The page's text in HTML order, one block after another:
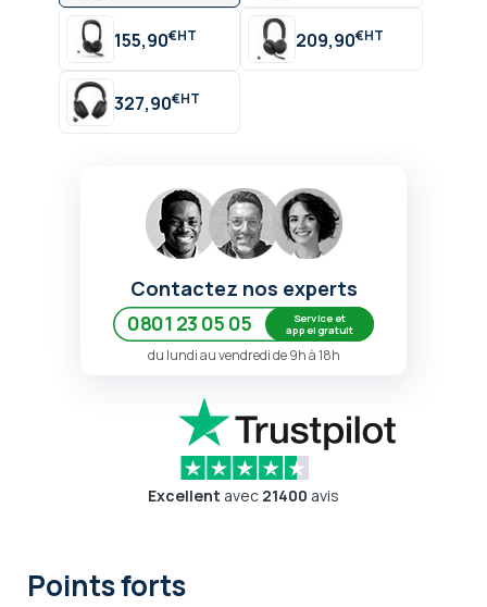
155,90€ 209,90€
327,90€
Contactez nos experts
0801 23 05 05
Service et
appel gratuit
du lundi au vendredi de 9h à 18h
Excellent avec 21400 avis
Points forts